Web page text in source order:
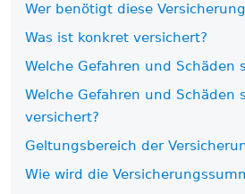
Wer benötigt diese
Was ist konkret versichert?
Welche Gefahren und Schäden
Welche Gefahren und Schäden
versichert?
Geltungsbereich der
Wie wird die